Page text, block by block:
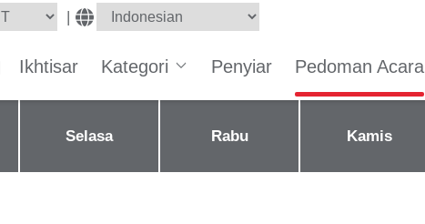
|
Ikhtisar Kategori Penyiar Pedoman Acara
Selasa Rabu Kamis